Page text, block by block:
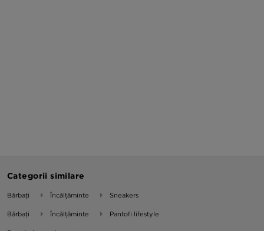
Categorii similare
Bărbați Încălțăminte Sneakers
Bărbați Încălțăminte Pantofi lifestyle